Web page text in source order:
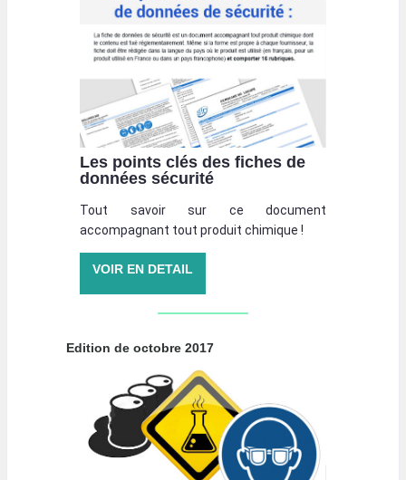
Les points clés des fiches de
données sécurité
Tout savoir sur ce document
accompagnant tout produit chimique !
VOIR EN DETAIL
Edition de octobre 2017